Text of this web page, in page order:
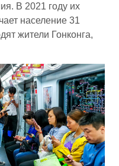
В 2021 году их
население 31
жители Гонконга,